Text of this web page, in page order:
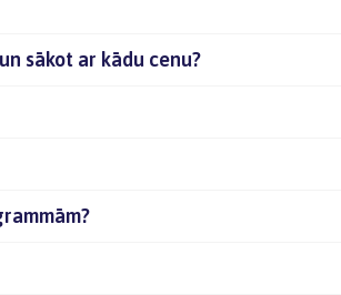
sākot ar kādu cenu?